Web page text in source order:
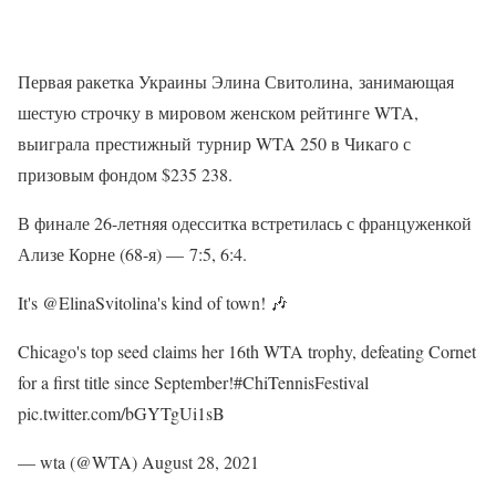
Первая ракетка Украины Элина Свитолина, занимающая
шестую строчку в мировом женском рейтинге WTA,
выиграла престижный турнир WTA 250 в Чикаго с
призовым фондом $235 238.
В финале 26-летняя одесситка встретилась с француженкой
Ализе Корне (68-я) — 7:5, 6:4.
It's @ElinaSvitolina's kind of town! 🎶
Chicago's top seed claims her 16th WTA trophy, defeating Cornet
for a first title since September!#ChiTennisFestival
pic.twitter.com/bGYTgUi1sB
— wta (@WTA) August 28, 2021